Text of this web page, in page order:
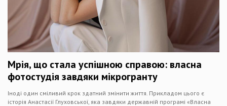
Мрія, що стала успішною справою: власна
фотостудія завдяки мікрогранту
Іноді один сміливий крок здатний змінити життя. Прикладом цього є
історія Анастасії Глуховської, яка завдяки державній програмі «Власна